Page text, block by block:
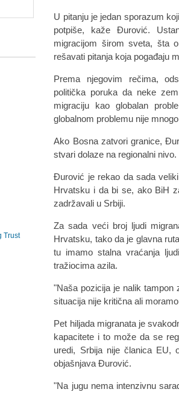
U pitanju je jedan sporazum
potpiše, kaže Đurović.
migracijom širom sveta, šta
rešavati pitanja koja pogađaju
Prema njegovim rečima,
politička poruka da neke
migraciju kao globalan
globalnom problemu nije
Ako Bosna zatvori granice,
stvari dolaze na regionalni nivo.
Đurović je rekao da sada
Hrvatsku i da bi se, ako BiH
zadržavali u Srbiji.
Za sada veći broj ljudi
Hrvatsku, tako da je glavna
tu imamo stalna vraćanja
tražiocima azila.
"Naša pozicija je nalik tampon
situacija nije kritična ali
Pet hiljada migranata je
kapacitete i to može da se
uredi, Srbija nije članica EU,
objašnjava Đurović.
"Na jugu nema intenzivnu